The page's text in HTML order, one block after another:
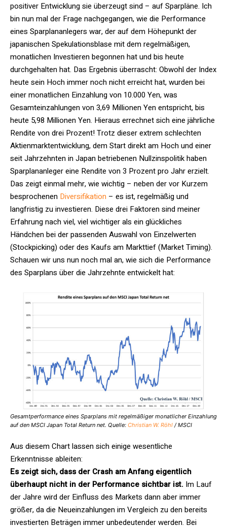
positiver Entwicklung sie überzeugt sind – auf Sparpläne. Ich
bin nun mal der Frage nachgegangen, wie die Performance
eines Sparplananlegers war, der auf dem Höhepunkt der
japanischen Spekulationsblase mit dem regelmäßigen,
monatlichen Investieren begonnen hat und bis heute
durchgehalten hat. Das Ergebnis überrascht: Obwohl der Index
heute sein Hoch immer noch nicht erreicht hat, wurden bei
einer monatlichen Einzahlung von 10.000 Yen, was
Gesamteinzahlungen von 3,69 Millionen Yen entspricht, bis
heute 5,98 Millionen Yen. Hieraus errechnet sich eine jährliche
Rendite von drei Prozent! Trotz dieser extrem schlechten
Aktienmarktentwicklung, dem Start direkt am Hoch und einer
seit Jahrzehnten in Japan betriebenen Nullzinspolitik haben
Sparplananleger eine Rendite von 3 Prozent pro Jahr erzielt.
Das zeigt einmal mehr, wie wichtig – neben der vor Kurzem
besprochenen Diversifikation – es ist, regelmäßig und
langfristig zu investieren. Diese drei Faktoren sind meiner
Erfahrung nach viel, viel wichtiger als ein glückliches
Händchen bei der passenden Auswahl von Einzelwerten
(Stockpicking) oder des Kaufs am Markttief (Market Timing).
Schauen wir uns nun noch mal an, wie sich die Performance
des Sparplans über die Jahrzehnte entwickelt hat:
Gesamtperformance eines Sparplans mit regelmäßiger monatlicher Einzahlung
auf den MSCI Japan Total Return net. Quelle: Christian W. Röhl / MSCI
Aus diesem Chart lassen sich einige wesentliche
Erkenntnisse ableiten:
Es zeigt sich, dass der Crash am Anfang eigentlich
überhaupt nicht in der Performance sichtbar ist. Im Lauf
der Jahre wird der Einfluss des Markets dann aber immer
größer, da die Neueinzahlungen im Vergleich zu den bereits
investierten Beträgen immer unbedeutender werden. Bei